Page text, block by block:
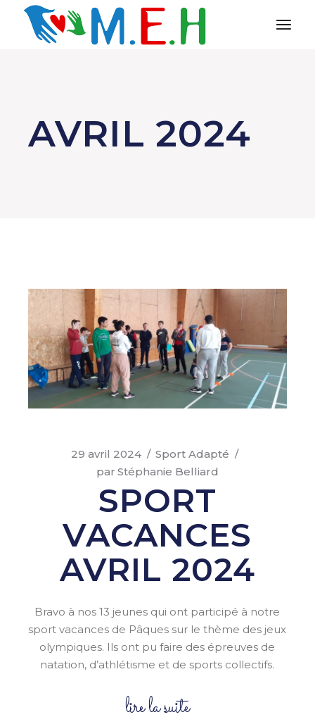
contenu
AVRIL 2024
29 avril 2024
Sport Adapté
par Stéphanie Belliard
SPORT
VACANCES
AVRIL 2024
Bravo à nos 13 jeunes qui ont participé à notre
sport vacances de Pâques sur le thème des jeux
olympiques. Ils ont pu faire des épreuves de
natation, d’athlétisme et de sports collectifs.
lire la suite